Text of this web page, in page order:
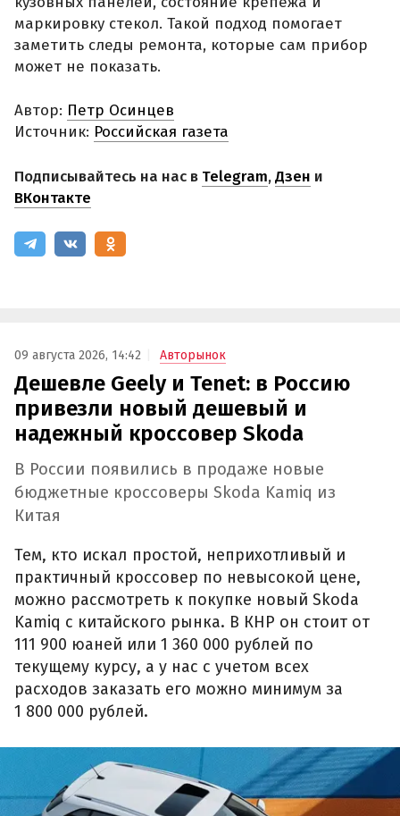
маркировку стекол. Такой подход помогает
заметить следы ремонта, которые сам прибор
может не показать.
Автор: Петр Осинцев
Источник: Российская газета
Подписывайтесь на нас в Telegram,Дзен и
ВКонтакте
09 августа 2026, 14:42 Авторынок
Дешевле Geely и Tenet: в Россию
привезли новый дешевый и
надежный кроссовер Skoda
В России появились в продаже новые
бюджетные кроссоверы Skoda Kamiq из
Китая
Тем, кто искал простой, неприхотливый и
практичный кроссовер по невысокой цене,
можно рассмотреть к покупке новый Skoda
Kamiq с китайского рынка. В КНР он стоит от
111 900 юаней или 1 360 000 рублей по
текущему курсу, а у нас с учетом всех
расходов заказать его можно минимум за
1 800 000 рублей.